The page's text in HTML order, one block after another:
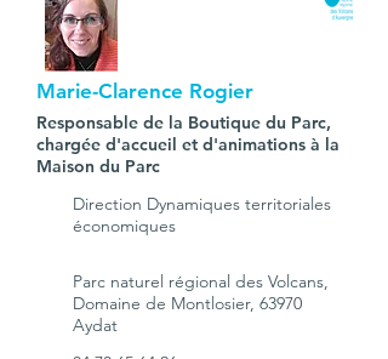
Marie-Clarence Rogier
Responsable de la Boutique du Parc,
chargée d'accueil et d'animations à la
Maison du Parc
Direction Dynamiques territoriales
économiques
Parc naturel régional des Volcans,
Domaine de Montlosier, 63970
Aydat